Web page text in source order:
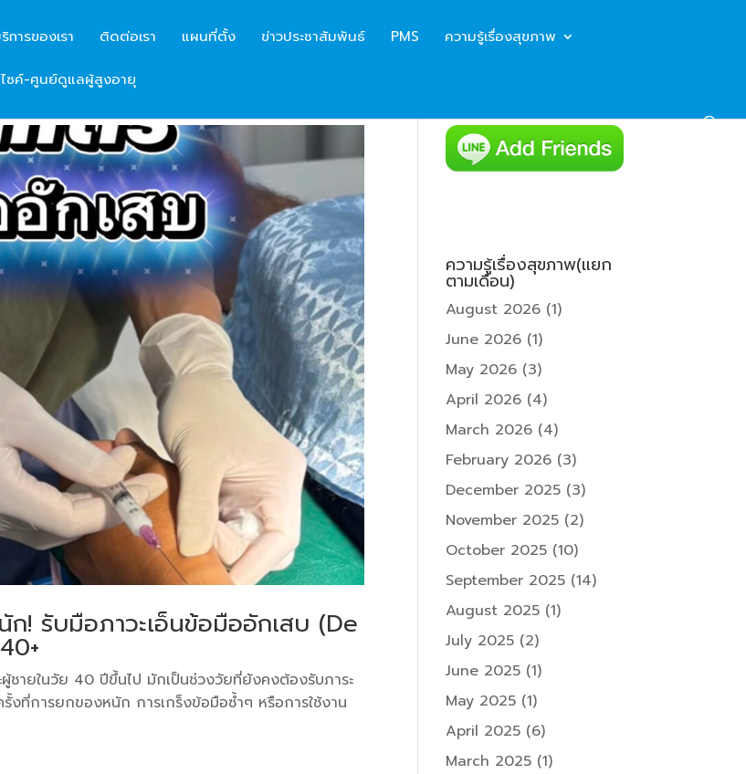
การของเรา ติดต่อเรา แผนที่ตั้ง ข่าวประชาสัมพันธ์ PMS ความรู้เรื่องสุขภาพ
ไซค์-ศูนย์ดูแลผู้สูงอายุ
! รับมือภาวะเอ็นข้อมืออักเสบ (De
ยในวัย 40 ปีขึ้นไป มักเป็นช่วงวัยที่ยังคงต้องรับภาระ
งที่การยกของหนัก การเกร็งข้อมือซ้ำๆ หรือการใช้งาน
ความรู้เรื่องสุขภาพ(แยก
ตามเดือน)
August 2026 (1)
June 2026 (1)
May 2026 (3)
April 2026 (4)
March 2026 (4)
February 2026 (3)
December 2025 (3)
November 2025 (2)
October 2025 (10)
September 2025 (14)
August 2025 (1)
July 2025 (2)
June 2025 (1)
May 2025 (1)
April 2025 (6)
March 2025 (1)